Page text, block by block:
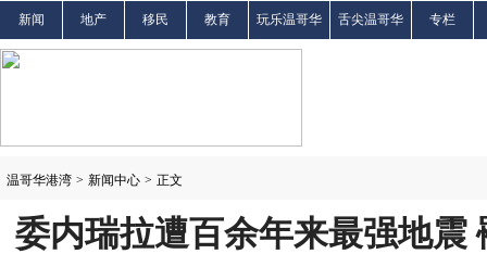
新闻 地产 移民 教育 玩乐温哥华 舌尖温哥华 专栏
温哥华港湾 > 新闻中心 > 正文
委内瑞拉遭百余年来最强地震